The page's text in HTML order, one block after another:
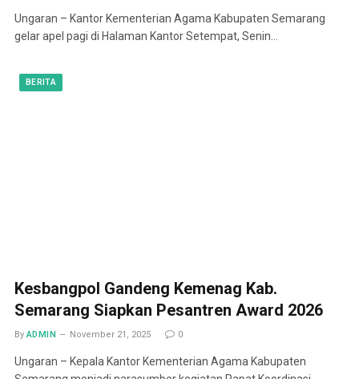
Ungaran – Kantor Kementerian Agama Kabupaten Semarang
gelar apel pagi di Halaman Kantor Setempat, Senin…
BERITA
Kesbangpol Gandeng Kemenag Kab.
Semarang Siapkan Pesantren Award 2026
By ADMIN November 21, 2025 0
Ungaran – Kepala Kantor Kementerian Agama Kabupaten